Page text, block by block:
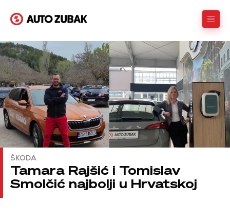
ŠKODA
Tamara Rajšić i Tomislav
Smolčić najbolji u Hrvatskoj